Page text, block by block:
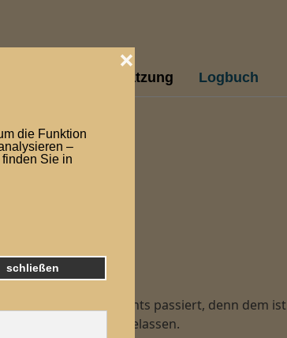
Die Besatzung Logbuch
dass an Bord nichts passiert, denn dem ist
leider wenig Zeit gelassen.